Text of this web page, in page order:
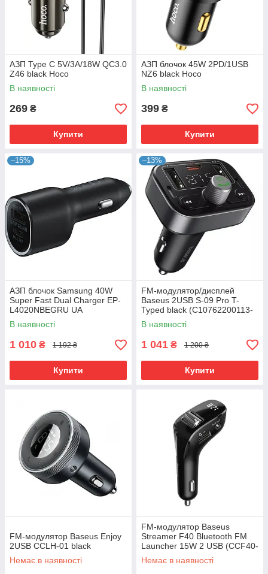
АЗП Type C 5V/3A/18W QC3.0
Z46 black Hoco
В наявності
269 ₴
Купити
АЗП блочок 45W 2PD/1USB
NZ6 black Hoco
В наявності
399 ₴
Купити
–15%
АЗП блочок Samsung 40W
Super Fast Dual Charger EP-
L4020NBEGRU UA
В наявності
1 010 ₴ 1 192 ₴
Купити
–13%
FM-модулятор/дисплей
Baseus 2USB S-09 Pro T-
Typed black (C10762200113-
00)
В наявності
1 041 ₴ 1 200 ₴
Купити
FM-модулятор Baseus Enjoy
2USB CCLH-01 black
Немає в наявності
FM-модулятор Baseus
Streamer F40 Bluetooth FM
Launcher 15W 2 USB (CCF40-
01)
Немає в наявності